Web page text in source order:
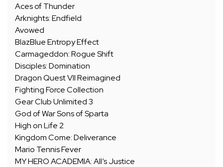
Aces of Thunder
Arknights: Endfield
Avowed
BlazBlue Entropy Effect
Carmageddon: Rogue Shift
Disciples: Domination
Dragon Quest VII Reimagined
Fighting Force Collection
Gear Club Unlimited 3
God of War Sons of Sparta
High on Life 2
Kingdom Come: Deliverance
Mario Tennis Fever
MY HERO ACADEMIA: All’s Justice